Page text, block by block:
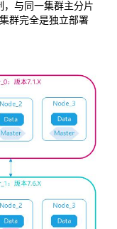
，与同一集群主分片
群完全是独立部署